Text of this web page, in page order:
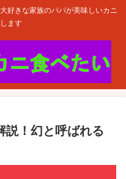
好きな家族のパパが美味しいカニ
ます
説！幻と呼ばれる